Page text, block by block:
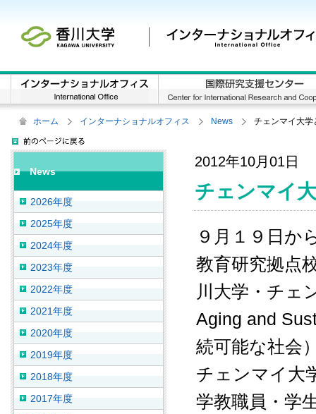
ホーム インターナショナルオフィス News チェンマイ大学
2012年10月01日
チェンマイ
９月１９日か
教育研究拠点
川大学・チェ
Aging and
続可能な社会
チェンマイ大
学教職員・学
News
2026年度
2025年度
2024年度
2023年度
2022年度
2021年度
2020年度
2019年度
2018年度
2017年度